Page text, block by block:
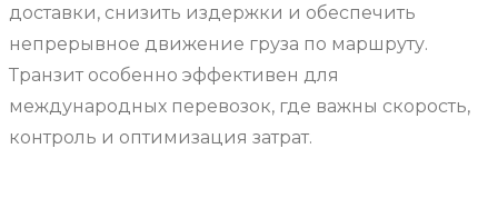
доставки, снизить издержки и обеспечить
непрерывное движение груза по маршруту.
Транзит особенно эффективен для
международных перевозок, где важны скорость,
контроль и оптимизация затрат.